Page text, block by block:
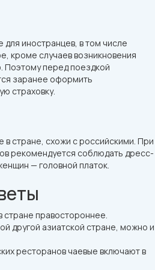
иностранцев, в том числе
кроме случаев возникновения
Поэтому перед поездкой
заранее оформить
страховку.
стране, схожи с российскими. При
рекомендуется соблюдать дресс-
— головной платок.
правостороннее.
другой азиатской стране, можно и
ресторанов чаевые включают в